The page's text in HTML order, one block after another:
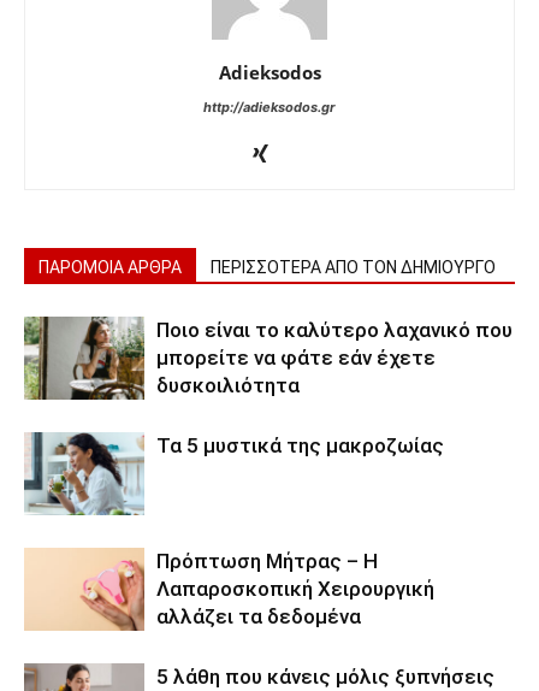
Adieksodos
http://adieksodos.gr
ΠΑΡΟΜΟΙΑ ΑΡΘΡΑ ΠΕΡΙΣΣΟΤΕΡΑ ΑΠΟ ΤΟΝ ΔΗΜΙΟΥΡΓΟ
Ποιο είναι το καλύτερο λαχανικό που
μπορείτε να φάτε εάν έχετε
δυσκοιλιότητα
Τα 5 μυστικά της μακροζωίας
Πρόπτωση Μήτρας – Η
Λαπαροσκοπική Χειρουργική
αλλάζει τα δεδομένα
5 λάθη που κάνεις μόλις ξυπνήσεις